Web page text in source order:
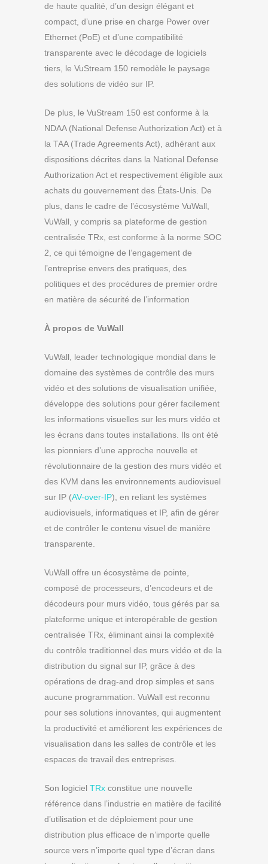
de haute qualité, d’un design élégant et
compact, d’une prise en charge Power over
Ethernet (PoE) et d’une compatibilité
transparente avec le décodage de logiciels
tiers, le VuStream 150 remodèle le paysage
des solutions de vidéo sur IP.
De plus, le VuStream 150 est conforme à la
NDAA (National Defense Authorization Act) et à
la TAA (Trade Agreements Act), adhérant aux
dispositions décrites dans la National Defense
Authorization Act et respectivement éligible aux
achats du gouvernement des États-Unis. De
plus, dans le cadre de l’écosystème VuWall,
VuWall, y compris sa plateforme de gestion
centralisée TRx, est conforme à la norme SOC
2, ce qui témoigne de l’engagement de
l’entreprise envers des pratiques, des
politiques et des procédures de premier ordre
en matière de sécurité de l’information
À propos de VuWall
VuWall, leader technologique mondial dans le
domaine des systèmes de contrôle des murs
vidéo et des solutions de visualisation unifiée,
développe des solutions pour gérer facilement
les informations visuelles sur les murs vidéo et
les écrans dans toutes installations. Ils ont été
les pionniers d’une approche nouvelle et
révolutionnaire de la gestion des murs vidéo et
des KVM dans les environnements audiovisuel
sur IP (AV-over-IP), en reliant les systèmes
audiovisuels, informatiques et IP, afin de gérer
et de contrôler le contenu visuel de manière
transparente.
VuWall offre un écosystème de pointe,
composé de processeurs, d’encodeurs et de
décodeurs pour murs vidéo, tous gérés par sa
plateforme unique et interopérable de gestion
centralisée TRx, éliminant ainsi la complexité
du contrôle traditionnel des murs vidéo et de la
distribution du signal sur IP, grâce à des
opérations de drag-and drop simples et sans
aucune programmation. VuWall est reconnu
pour ses solutions innovantes, qui augmentent
la productivité et améliorent les expériences de
visualisation dans les salles de contrôle et les
espaces de travail des entreprises.
Son logiciel TRx constitue une nouvelle
référence dans l’industrie en matière de facilité
d’utilisation et de déploiement pour une
distribution plus efficace de n’importe quelle
source vers n’importe quel type d’écran dans